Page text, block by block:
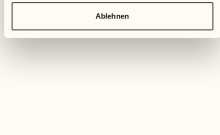
Ablehnen